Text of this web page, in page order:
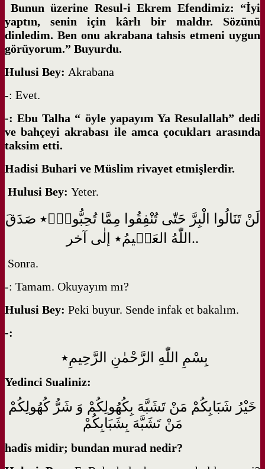
Bunun üzerine Resul-i Ekrem Efendimiz: “İyi
yaptın, senin için kârlı bir maldır. Sözünü
dinledim. Ben onu akrabana tahsis etmeni uygun
görüyorum.” Buyurdu.
Hulusi Bey: Akrabana
-: Evet.
-: Ebu Talha “ öyle yapayım Ya Resulallah” dedi
ve bahçeyi akrabası ile amca çocukları arasında
taksim etti.
Hadisi Buhari ve Müslim rivayet etmişlerdir.
Hulusi Bey: Yeter.
لَنْ تَنَالُوا الْبِرَّ حَتّٰى تُنْفِقُوا مِمَّا تُحِبُّونَۜ٭ صَدَقَ
اللّٰهُ العَظ۪يمُ٭ إلٰى آخر..
Sonra.
-: Tamam. Okuyayım mı?
Hulusi Bey: Peki buyur. Sende infak et bakalım.
-:
بِسْمِ اللّٰهِ الرَّحْمٰنِ الرَّحِيمِ٭
Yedinci Sualiniz:
خَيْرُ شَبَابِكُمْ مَنْ تَشَبَّهَ بِكُهُولِكُمْ وَ شَرُّ كُهُولِكُمْ
مَنْ تَشَبَّهَ بِشَبَابِكُمْ
hadîs midir; bundan murad nedir?